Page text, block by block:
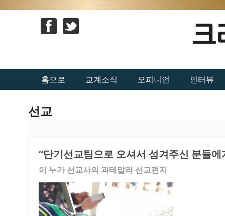
홈으로 교계소식 오피니언 인터뷰
선교
“단기선교팀으로 오셔서 섬겨주신 분들에
이 누가 선교사의 과테말라 선교편지